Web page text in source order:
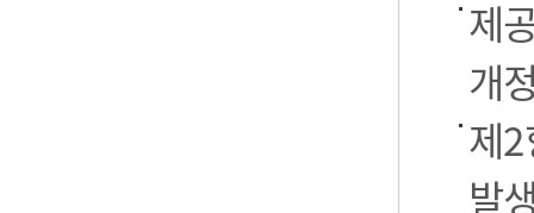
제
개
제
발